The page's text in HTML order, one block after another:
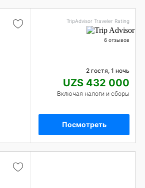
TripAdvisor Traveler Rating
6 отзывов
2 гостя, 1 ночь
UZS 432 000
Включая налоги и сборы
Посмотреть